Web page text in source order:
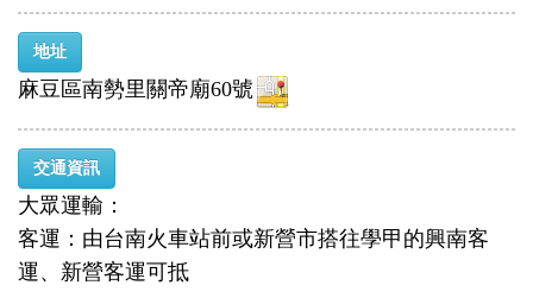
地址
麻豆區南勢里關帝廟60號
交通資訊
大眾運輸：
客運：由台南火車站前或新營市搭往學甲的興南客
運、新營客運可抵